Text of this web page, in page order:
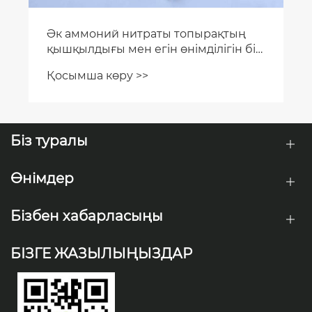
Біз туралы
Өнімдер
Бізбен хабарласыңы
БІЗГЕ ЖАЗЫЛЫҢЫЗДАР